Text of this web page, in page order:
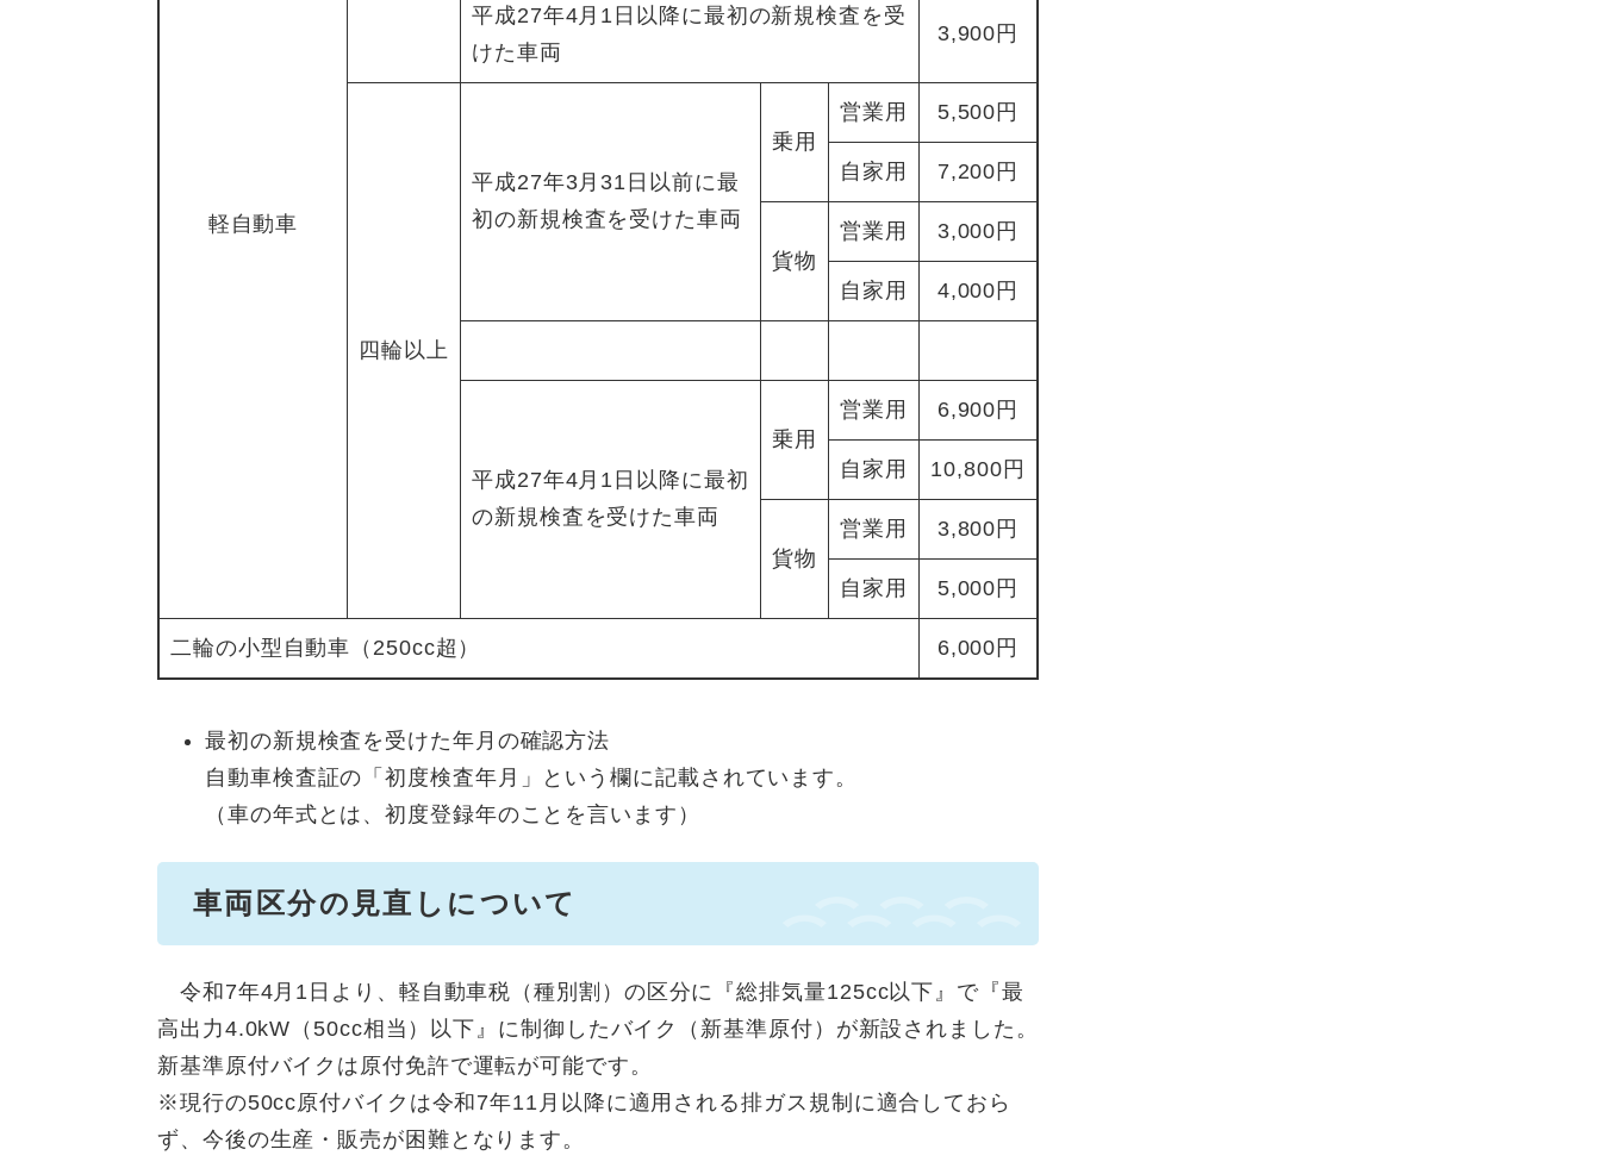
軽自動車
平成27年4月1日以降に最初の新規検査を受
けた車両
3,900円
四輪以上
平成27年3月31日以前に最
初の新規検査を受けた車両
乗用
営業用 5,500円
自家用 7,200円
貨物
営業用 3,000円
自家用 4,000円
平成27年4月1日以降に最初
の新規検査を受けた車両
乗用
営業用 6,900円
自家用 10,800円
貨物
営業用 3,800円
自家用 5,000円
二輪の小型自動車（250cc超） 6,000円
最初の新規検査を受けた年月の確認方法
自動車検査証の「初度検査年月」という欄に記載されています。
（車の年式とは、初度登録年のことを言います）
車両区分の見直しについて
令和7年4月1日より、軽自動車税（種別割）の区分に『総排気量125cc以下』で『最
高出力4.0kW（50cc相当）以下』に制御したバイク（新基準原付）が新設されました。
新基準原付バイクは原付免許で運転が可能です。
※現行の50cc原付バイクは令和7年11月以降に適用される排ガス規制に適合しておら
ず、今後の生産・販売が困難となります。